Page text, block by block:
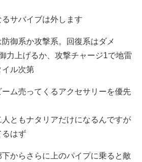
サバイブは外します
御系か攻撃系。回復系はダメ
力上げるか、攻撃チャージ1で地雷
イル次第
ム売ってくるアクセサリーを優先
ともナタリアだけになるんですが
るはず
からさらに上のパイプに乗ると敵